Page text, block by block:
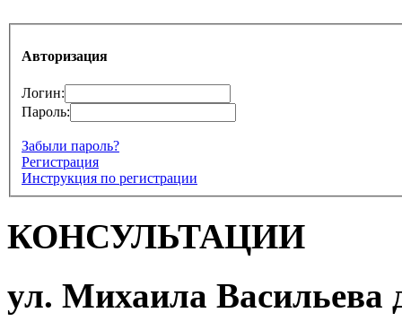
Авторизация
Логин:
Пароль:
Забыли пароль?
Регистрация
Инструкция по регистрации
КОНСУЛЬТАЦИИ
ул. Михаила Васильева